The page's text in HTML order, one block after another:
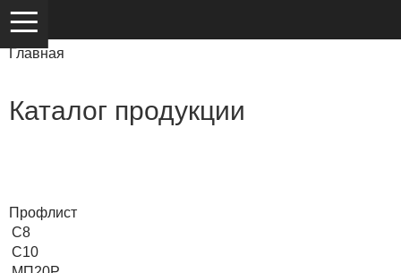
Главная
Каталог продукции
Профлист
С8
С10